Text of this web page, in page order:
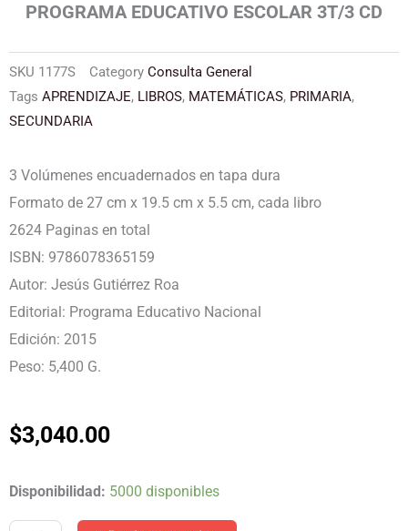
PROGRAMA EDUCATIVO ESCOLAR 3T/3 CD
SKU 1177S Category Consulta General
Tags APRENDIZAJE, LIBROS, MATEMÁTICAS, PRIMARIA,
SECUNDARIA
3 Volúmenes encuadernados en tapa dura
Formato de 27 cm x 19.5 cm x 5.5 cm, cada libro
2624 Paginas en total
ISBN: 9786078365159
Autor: Jesús Gutiérrez Roa
Editorial: Programa Educativo Nacional
Edición: 2015
Peso: 5,400 G.
$3,040.00
Disponibilidad: 5000 disponibles
PROGRAMA
EDUCATIVO